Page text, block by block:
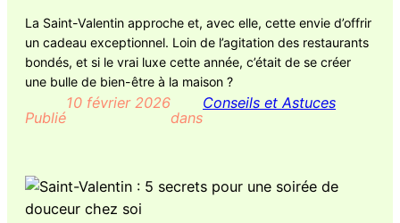
Publié
10 février 2026
dans
Conseils et Astuces
La Saint-Valentin approche et, avec elle, cette envie d’offrir
un cadeau exceptionnel. Loin de l’agitation des restaurants
bondés, et si le vrai luxe cette année, c’était de se créer
une bulle de bien-être à la maison ?